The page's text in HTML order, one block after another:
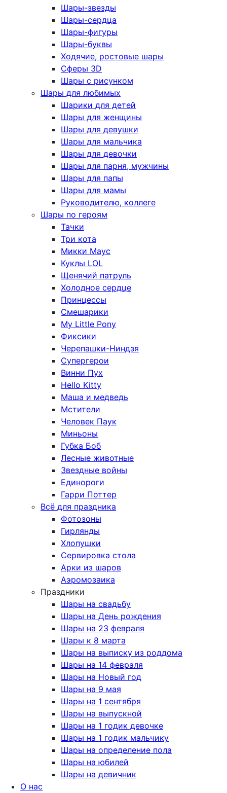
Шары-звезды
Шары-сердца
Шары-фигуры
Шары-буквы
Ходячие, ростовые шары
Сферы 3D
Шары с рисунком
Шары для любимых
Шарики для детей
Шары для женщины
Шары для девушки
Шары для мальчика
Шары для девочки
Шары для парня, мужчины
Шары для папы
Шары для мамы
Руководителю, коллеге
Шары по героям
Тачки
Три кота
Микки Маус
Куклы LOL
Щенячий патруль
Холодное сердце
Принцессы
Смешарики
My Little Pony
Фиксики
Черепашки-Ниндзя
Супергерои
Винни Пух
Hello Kitty
Маша и медведь
Мстители
Человек Паук
Миньоны
Губка Боб
Лесные животные
Звездные войны
Единороги
Гарри Поттер
Всё для праздника
Фотозоны
Гирлянды
Хлопушки
Сервировка стола
Арки из шаров
Аэромозаика
Праздники
Шары на свадьбу
Шары на День рождения
Шары на 23 февраля
Шары к 8 марта
Шары на выписку из роддома
Шары на 14 февраля
Шары на Новый год
Шары на 9 мая
Шары на 1 сентября
Шары на выпускной
Шары на 1 годик девочке
Шары на 1 годик мальчику
Шары на определение пола
Шары на юбилей
Шары на девичник
О нас